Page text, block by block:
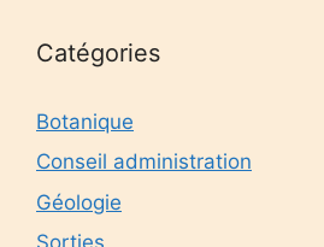
Catégories
Botanique
Conseil administration
Géologie